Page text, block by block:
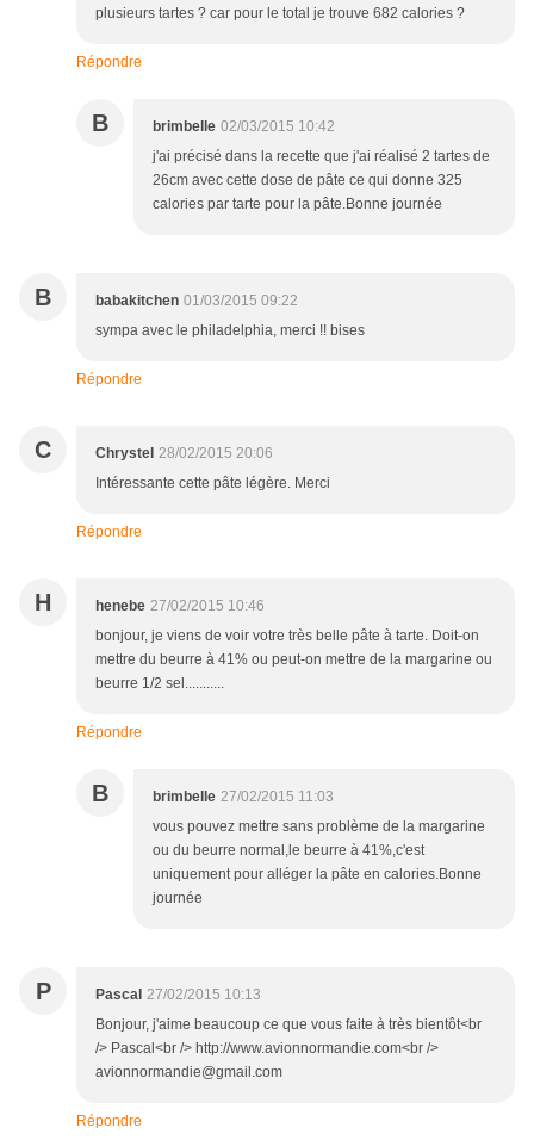
plusieurs tartes ? car pour le total je trouve 682 calories ?
Répondre
B brimbelle 02/03/2015 10:42
j'ai précisé dans la recette que j'ai réalisé 2 tartes de
26cm avec cette dose de pâte ce qui donne 325
calories par tarte pour la pâte.Bonne journée
B babakitchen 01/03/2015 09:22
sympa avec le philadelphia, merci !! bises
Répondre
C Chrystel 28/02/2015 20:06
Intéressante cette pâte légère. Merci
Répondre
H henebe 27/02/2015 10:46
bonjour, je viens de voir votre très belle pâte à tarte. Doit-on
mettre du beurre à 41% ou peut-on mettre de la margarine ou
beurre 1/2 sel...........
Répondre
B brimbelle 27/02/2015 11:03
vous pouvez mettre sans problème de la margarine
ou du beurre normal,le beurre à 41%,c'est
uniquement pour alléger la pâte en calories.Bonne
journée
P Pascal 27/02/2015 10:13
Bonjour, j'aime beaucoup ce que vous faite à très bientôt<br
/> Pascal<br /> http://www.avionnormandie.com<br />
avionnormandie@gmail.com
Répondre